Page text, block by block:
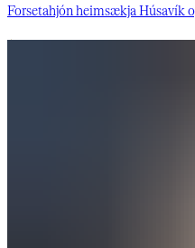
Forsetahjón heimsækja Húsavík